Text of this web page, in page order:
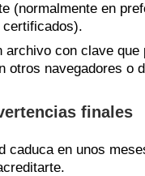
(normalmente en
certificados).
archivo con clave que
otros navegadores o
finales
caduca en unos